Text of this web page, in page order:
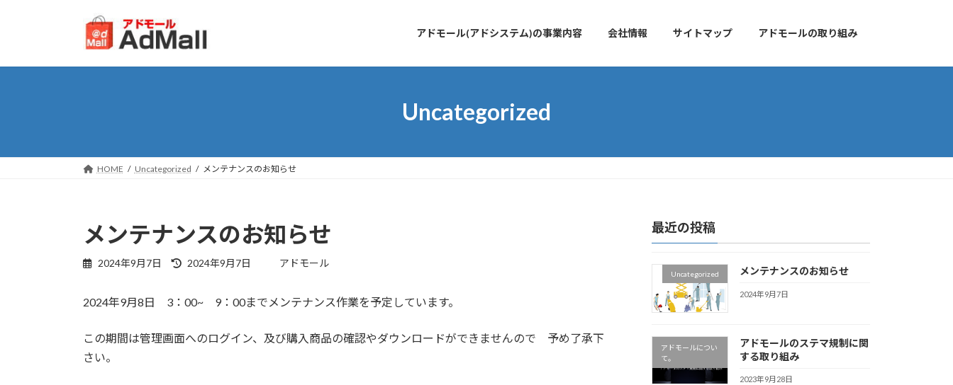
プ
動
アドモール(アドシステム)の事業内容 会社情報 サイトマップ アドモールの取り組み
Uncategorized
HOME Uncategorized メンテナンスのお知らせ
メンテナンスのお知らせ
2024年9月7日
最
新
時
2024年9月7日 アドモール
2024年9月8日 3：00~ 9：00までメンテナンス作業を予定しています。
この期間は管理画面へのログイン、及び購入商品の確認やダウンロードができませんので 予め了承下
さい。
最近の投稿
Uncategorized メンテナンスのお知らせ
2024年9月7日
アドモールについ
て。
アドモールのステマ規制に関
する取り組み
2023年9月28日